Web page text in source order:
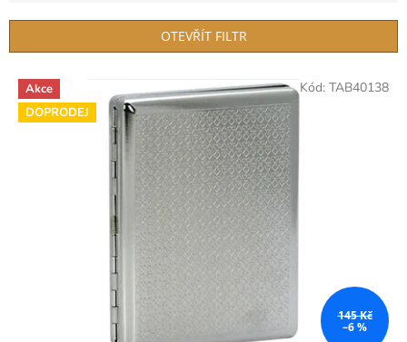
í
r
o
d
OTEVŘÍT FILTR
V
p
Akce
DOPRODEJ
145 Kč
–6 %
Kód: TAB40138